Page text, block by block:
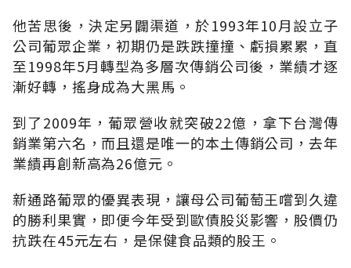
他苦思後，決定另闢渠道，於1993年10月設立子
公司葡眾企業，初期仍是跌跌撞撞、虧損累累，直
至1998年5月轉型為多層次傳銷公司後，業績才逐
漸好轉，搖身成為大黑馬。
到了2009年，葡眾營收就突破22億，拿下台灣傳
銷業第六名，而且還是唯一的本土傳銷公司，去年
業績再創新高為26億元。
新通路葡眾的優異表現，讓母公司葡萄王嚐到久違
的勝利果實，即便今年受到歐債股災影響，股價仍
抗跌在45元左右，是保健食品類的股王。